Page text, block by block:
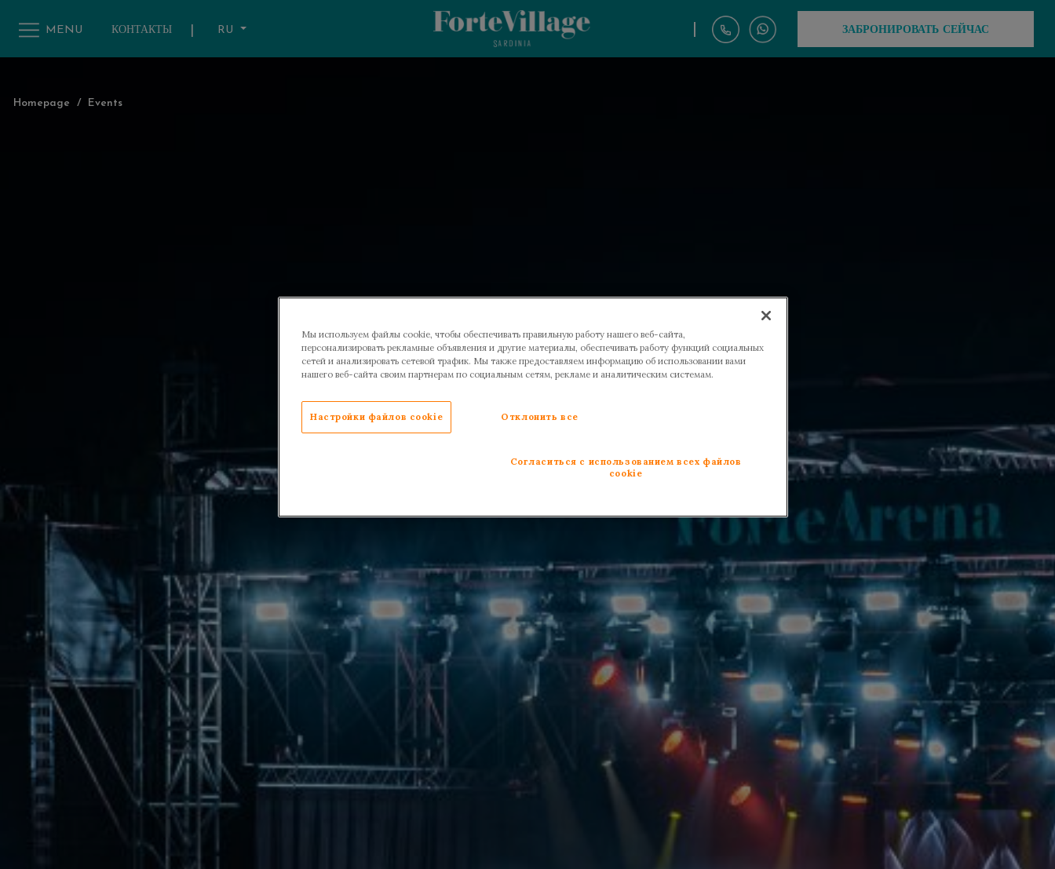
MENU КОНТАКТЫ | RU | ЗАБРОНИРОВАТЬ СЕЙЧАС
Homepage / Events
Мы используем файлы cookie, чтобы обеспечивать правильную работу нашего веб-сайта,
персонализировать рекламные объявления и другие материалы, обеспечивать работу функций социальных
сетей и анализировать сетевой трафик. Мы также предоставляем информацию об использовании вами
нашего веб-сайта своим партнерам по социальным сетям, рекламе и аналитическим системам.
Отклонить все
Согласиться с использованием всех файлов
cookie
Настройки файлов cookie